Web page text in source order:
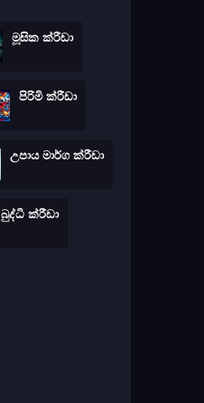
මූසික ක්රීඩා
පිරිමි ක්රීඩා
උපාය මාර්ග ක්රීඩා
බුද්ධි ක්රීඩා